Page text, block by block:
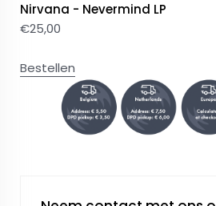
Nirvana - Nevermind LP
€25,00
Bestellen